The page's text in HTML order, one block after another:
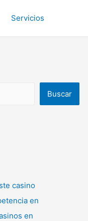
Servicios
Buscar
casino
en
en